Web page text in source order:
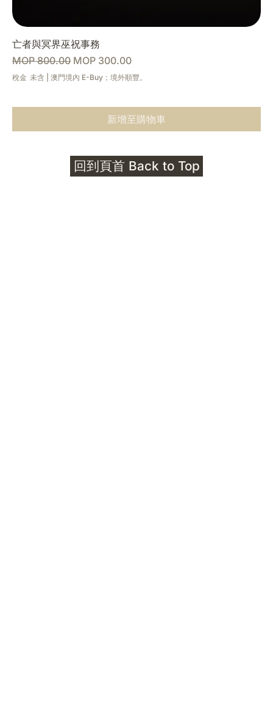
亡者與冥界巫祝事務
一般價格
MOP 800.00 促銷價格
MOP 300.00
稅金 未含 澳門境內 E-Buy；境外順豐。
新增至購物車
回到頁首 Back to Top